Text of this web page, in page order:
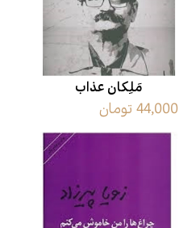
مَلِکان عذاب
44,000 تومان